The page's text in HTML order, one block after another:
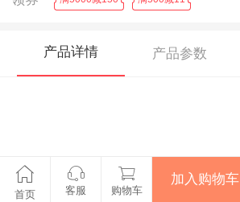
产品详情 产品参数
首页 客服 购物车
加入购物车